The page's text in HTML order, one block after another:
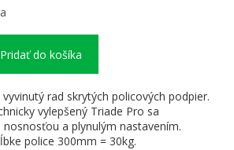
Pridať do košíka
rad skrytých policových podpier.
vylepšený Triade Pro sa
a plynulým nastavením.
police 300mm = 30kg.